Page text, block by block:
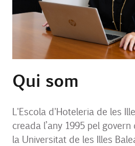
CA
Qui som
L'Escola d'Hoteleria de les
creada l’any 1995 pel govern
la Universitat de les Illes